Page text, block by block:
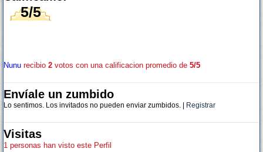
5/5
Nunu recibio 2 votos con una calificacion promedio de 5/5
Envíale un zumbido
Lo sentimos. Los invitados no pueden enviar zumbidos. | Registrar
Visitas
1 personas han visto este Perfil